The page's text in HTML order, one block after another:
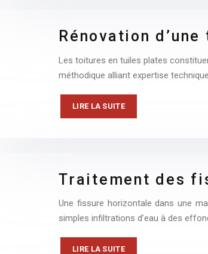
Rénovation
Les toitures en tuiles plates
méthodique alliant expertise
LIRE LA SUITE
Traitement des
Une fissure horizontale dans une
simples infiltrations d’eau à des
LIRE LA SUITE